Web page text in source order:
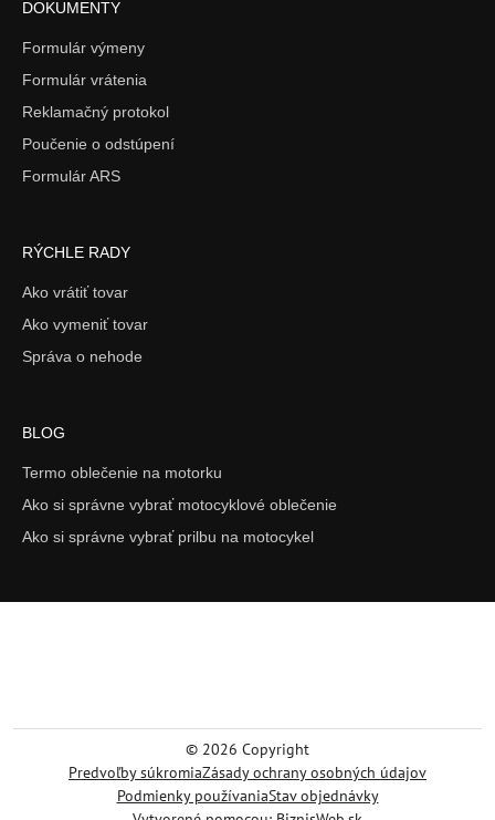
DOKUMENTY
Formulár výmeny
Formulár vrátenia
Reklamačný protokol
Poučenie o odstúpení
Formulár ARS
RÝCHLE RADY
Ako vrátiť tovar
Ako vymeniť tovar
Správa o nehode
BLOG
Termo oblečenie na motorku
Ako si správne vybrať motocyklové oblečenie
Ako si správne vybrať prilbu na motocykel
© 2026 Copyright
Predvoľby súkromiaZásady ochrany osobných údajov
Podmienky používaniaStav objednávky